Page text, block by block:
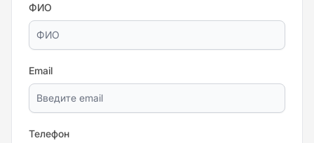
ФИО
Email
Телефон